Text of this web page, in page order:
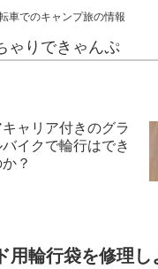
車でのキャンプ旅の情報
ゃりできゃんぷ
キャリア付きのグラ
イクで輪行はでき
？
用輪行袋を修理し